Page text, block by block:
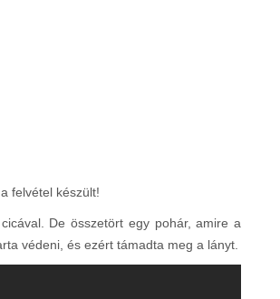
felvétel készült!
De összetört egy pohár, amire a
védeni, és ezért támadta meg a lányt.